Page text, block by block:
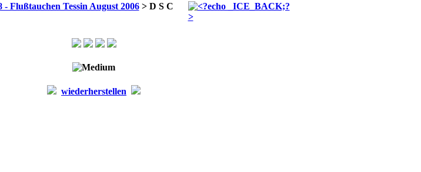
- Flußtauchen Tessin August 2006> D S C
wiederherstellen